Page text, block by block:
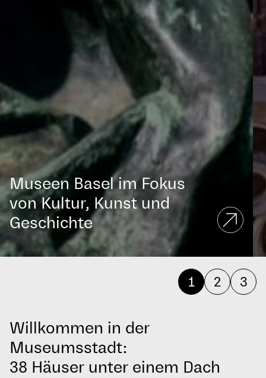
Museen Basel im Fokus
von Kultur, Kunst und
Geschichte
1 2 3
Willkommen in der
Museumsstadt:
38 Häuser unter einem Dach